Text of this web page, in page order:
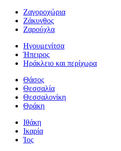
Ζαγοροχώρια
Ζάκυνθος
Ζαρούχλα
Ηγουμενίτσα
Ήπειρος
Ηράκλειο και περίχωρα
Θάσος
Θεσσαλία
Θεσσαλονίκη
Θράκη
Ιθάκη
Ικαρία
Ίος